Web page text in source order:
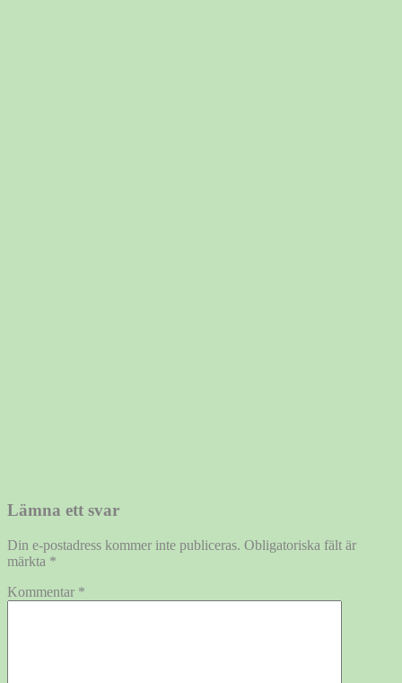
Lämna ett svar
Din e-postadress kommer inte publiceras. Obligatoriska fält är
märkta *
Kommentar *